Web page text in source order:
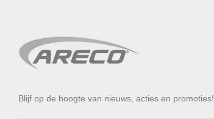
Blijf op de hoogte van nieuws, acties en promoties!